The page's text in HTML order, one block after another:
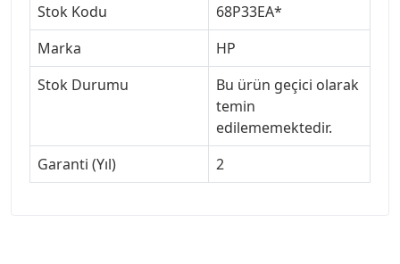
Stok Kodu
68P33EA*
Marka
HP
Stok Durumu
Bu ürün geçici olarak
temin
edilememektedir.
Garanti (Yıl)
2